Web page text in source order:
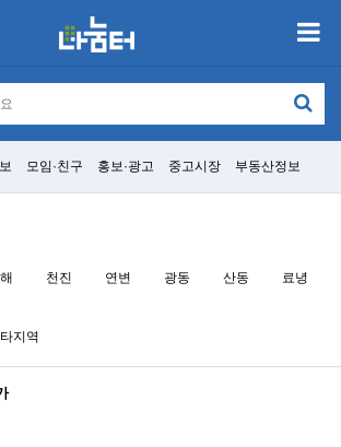
모임·친구 홍보·광고 중고시장 부동산정보
천진 연변 광동 산동 료녕
지역